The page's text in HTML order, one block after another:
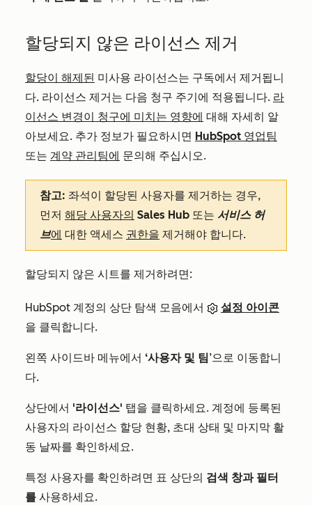
할당되지 않은 라이선스 제거
할당이 해제된 미사용 라이선스는 구독에서 제거됩니
다. 라이선스 제거는 다음 청구 주기에 적용됩니다. 라
이선스 변경이 청구에 미치는 영향에 대해 자세히 알
아보세요. 추가 정보가 필요하시면 HubSpot 영업팀
또는 계약 관리팀에 문의해 주십시오.
참고: 좌석이 할당된 사용자를 제거하는 경우,
먼저 해당 사용자의 Sales Hub 또는 서비스 허
브에 대한 액세스 권한을 제거해야 합니다.
할당되지 않은 시트를 제거하려면:
HubSpot 계정의 상단 탐색 모음에서
설정 아이콘
을 클릭합니다.
왼쪽 사이드바 메뉴에서 ‘사용자 및 팀’으로 이동합니
다.
상단에서 '라이선스' 탭을 클릭하세요. 계정에 등록된
사용자의 라이선스 할당 현황, 초대 상태 및 마지막 활
동 날짜를 확인하세요.
특정 사용자를 확인하려면 표 상단의 검색 창과 필터
를 사용하세요.